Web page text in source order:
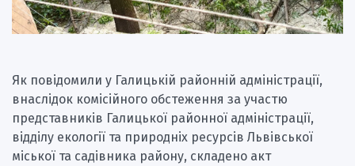
Як повідомили у Галицькій районній адміністрації,
внаслідок комісійного обстеження за участю
представників Галицької районної адміністрації,
відділу екології та природніх ресурсів Львівської
міської та садівника району, складено акт